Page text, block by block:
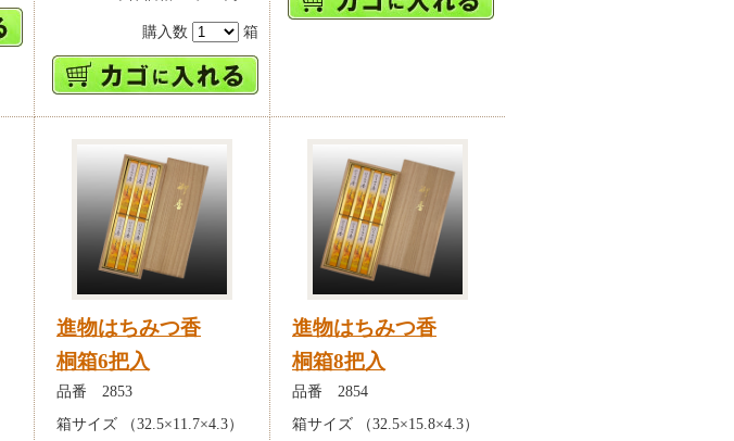
購入数 箱
進物はちみつ香
桐箱6把入
品番 2853
箱サイズ （32.5×11.7×4.3）
進物はちみつ香
桐箱8把入
品番 2854
箱サイズ （32.5×15.8×4.3）